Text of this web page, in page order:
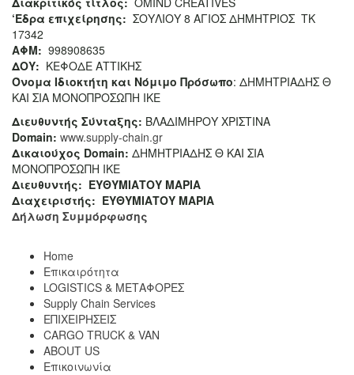
‘Eδρα επιχείρησης: ΣΟΥΛΙΟΥ 8 ΑΓΙΟΣ ΔΗΜΗΤΡΙΟΣ ΤΚ
17342
ΑΦΜ: 998908635
ΔΟΥ: ΚΕΦΟΔΕ ΑΤΤΙΚΗΣ
Όνομα Ιδιοκτήτη και Νόμιμο Πρόσωπο: ΔΗΜΗΤΡΙΑΔΗΣ Θ
ΚΑΙ ΣΙΑ ΜΟΝΟΠΡΟΣΩΠΗ ΙΚΕ
Διευθυντής Σύνταξης: ΒΛΑΔΙΜΗΡΟΥ ΧΡΙΣΤΙΝΑ
Domain: www.supply-chain.gr
Δικαιούχος Domain: ΔΗΜΗΤΡΙΑΔΗΣ Θ ΚΑΙ ΣΙΑ
ΜΟΝΟΠΡΟΣΩΠΗ ΙΚΕ
Διευθυντής: ΕΥΘΥΜΙΑΤΟΥ ΜΑΡΙΑ
Διαχειριστής: ΕΥΘΥΜΙΑΤΟΥ ΜΑΡΙΑ
Δήλωση Συμμόρφωσης
Home
Επικαιρότητα
LOGISTICS & ΜΕΤΑΦΟΡΕΣ
Supply Chain Services
ΕΠΙΧΕΙΡΗΣΕΙΣ
CARGO TRUCK & VAN
ABOUT US
Επικοινωνία